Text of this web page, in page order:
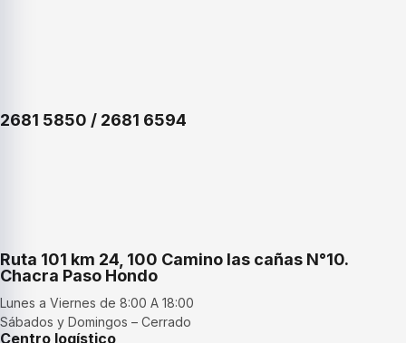
2681 5850 / 2681 6594
Ruta 101 km 24, 100 Camino las cañas N°10.
Chacra Paso Hondo
Lunes a Viernes de 8:00 A 18:00
Sábados y Domingos – Cerrado
Centro logístico